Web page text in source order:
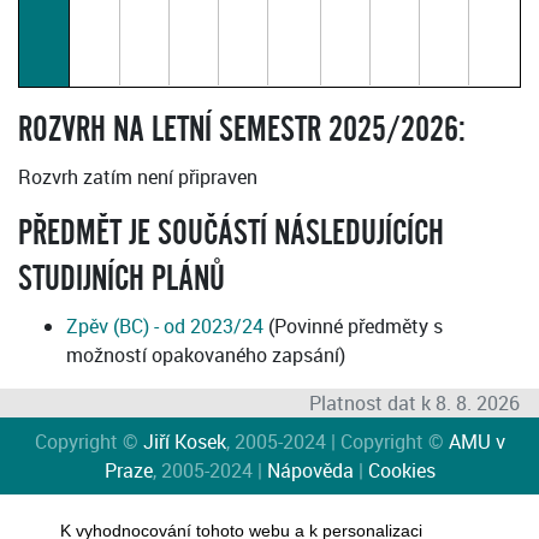
ROZVRH NA LETNÍ SEMESTR 2025/2026:
Rozvrh zatím není připraven
PŘEDMĚT JE SOUČÁSTÍ NÁSLEDUJÍCÍCH
STUDIJNÍCH PLÁNŮ
Zpěv (BC) - od 2023/24 (Povinné předměty s
možností opakovaného zapsání)
Platnost dat k 8. 8. 2026
Copyright © Jiří Kosek, 2005-2024 | Copyright © AMU v
Praze, 2005-2024 | Nápověda | Cookies
K vyhodnocování tohoto webu a k personalizaci